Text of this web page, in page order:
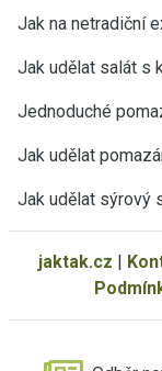
návod.
Všechny
najdete v
mailové
Vaše e-
Jak na netradiční
Jak udělat salát s
Jednoduché
Jak udělat
Jak udělat sýrový
jaktak.cz |